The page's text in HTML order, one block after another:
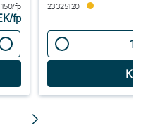
150/fp
/fp
23325120